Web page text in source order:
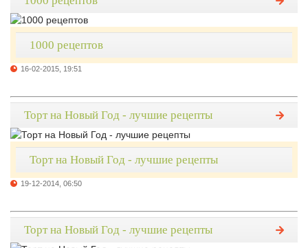
1000 рецептов
16-02-2015, 19:51
Торт на Новый Год - лучшие рецепты
Торт на Новый Год - лучшие рецепты
19-12-2014, 06:50
Торт на Новый Год - лучшие рецепты